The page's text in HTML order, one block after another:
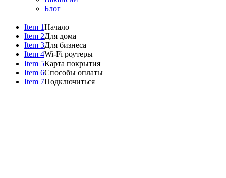
Блог
Item 1Начало
Item 2Для дома
Item 3Для бизнеса
Item 4Wi-Fi роутеры
Item 5Карта покрытия
Item 6Способы оплаты
Item 7Подключиться